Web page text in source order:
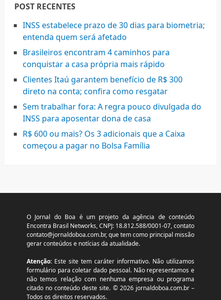
POST RECENTES
INSS estabelece prazo de 30 dias para biometria;
entenda quem será afetado
Brasileiros encontram 4 caminhos para
conquistar a casa própria mais rápido
Clientes Itaú garantem benefício de R$ 300
direto na conta; confira como resgatar
Sem trabalhar fora: A regra pouco divulgada do
INSS para aposentar dona de casa
R$ 600 ou mais? Os 3 adicionais que a Caixa
começou a pagar no Bolsa Família
O Jornal do Boa é um projeto da agência de conteúdo
Encontra Brasil Networks, CNPJ: 18.812.588/0001-07, contato
contato@jornaldoboa.com.br, que tem como principal missão
gerar conteúdos e notícias da atualidade.
Atenção:Este site tem caráter informativo. Não utilizamos
formulário para coletar dado pessoal. Não representamos e
não temos relação com nenhuma empresa ou programa
citado no conteúdo deste site. © 2026 jornaldoboa.com.br –
Todos os direitos reservados.